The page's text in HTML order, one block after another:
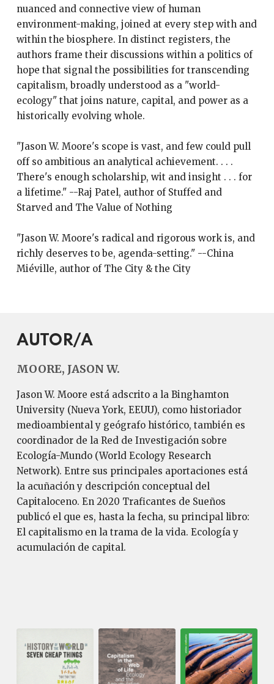
nuanced and connective view of human
environment-making, joined at every step with and
within the biosphere. In distinct registers, the
authors frame their discussions within a politics of
hope that signal the possibilities for transcending
capitalism, broadly understood as a "world-
ecology" that joins nature, capital, and power as a
historically evolving whole.
"Jason W. Moore's scope is vast, and few could pull
off so ambitious an analytical achievement. . . .
There's enough scholarship, wit and insight . . . for
a lifetime." --Raj Patel, author of Stuffed and
Starved and The Value of Nothing
"Jason W. Moore's radical and rigorous work is, and
richly deserves to be, agenda-setting." --China
Miéville, author of The City & the City
AUTOR/A
MOORE, JASON W.
Jason W. Moore está adscrito a la Binghamton
University (Nueva York, EEUU), como historiador
medioambiental y geógrafo histórico, también es
coordinador de la Red de Investigación sobre
Ecología-Mundo (World Ecology Research
Network). Entre sus principales aportaciones está
la acuñación y descripción conceptual del
Capitaloceno. En 2020 Traficantes de Sueños
publicó el que es, hasta la fecha, su principal libro:
El capitalismo en la trama de la vida. Ecología y
acumulación de capital.